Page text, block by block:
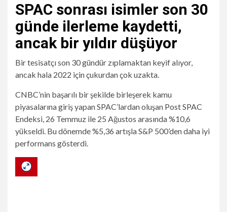
SPAC sonrası isimler son 30
günde ilerleme kaydetti,
ancak bir yıldır düşüyor
Bir tesisatçı son 30 gündür zıplamaktan keyif alıyor,
ancak hala 2022 için çukurdan çok uzakta.
CNBC’nin başarılı bir şekilde birleşerek kamu
piyasalarına giriş yapan SPAC’lardan oluşan Post SPAC
Endeksi, 26 Temmuz ile 25 Ağustos arasında %10,6
yükseldi. Bu dönemde %5,36 artışla S&P 500’den daha iyi
performans gösterdi.